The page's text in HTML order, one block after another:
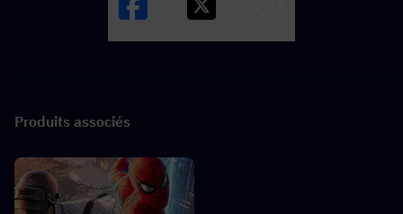
Produits associés